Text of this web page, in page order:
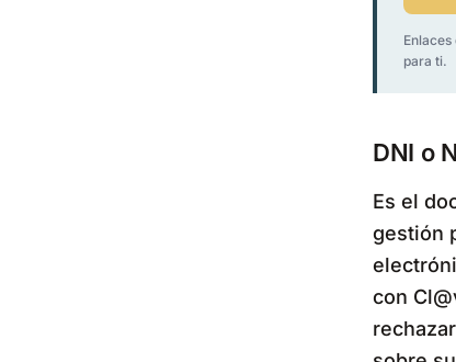
para ti.
DNI o
Es el
gestión
con